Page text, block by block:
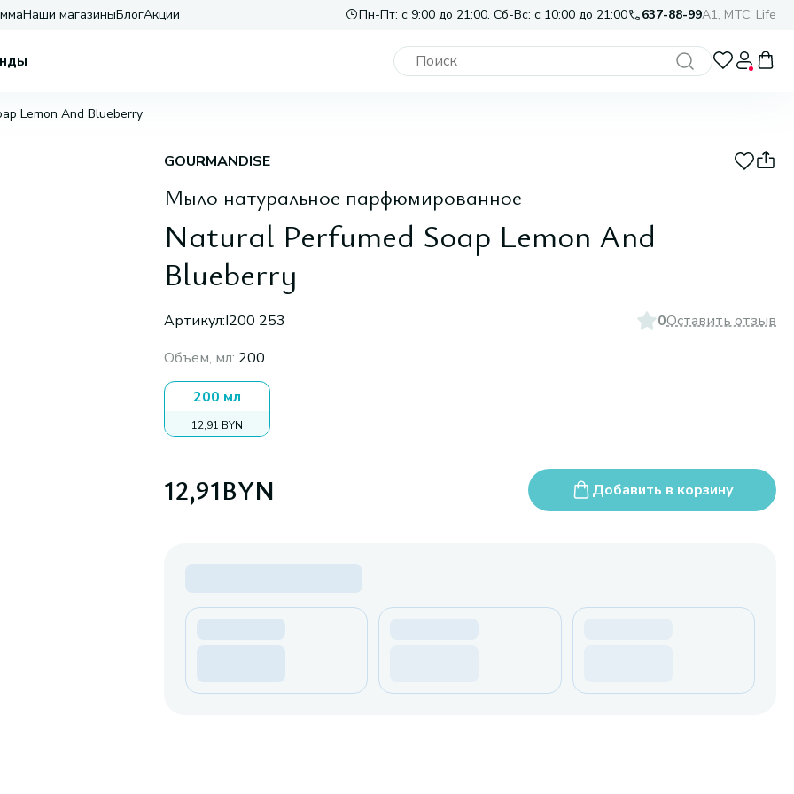
Наши магазиныБлогАкции Пн-Пт: с 9:00 до 21:00. Сб-Вс: с 10:00 до 21:00 637-88-99A1, МТС, Life
Lemon And Blueberry
GOURMANDISE
Мыло натуральное парфюмированное
Natural Perfumed Soap Lemon And
Blueberry
Артикул:I200 253 0Оставить отзыв
Объем, мл: 200
200 мл
12,91 BYN
12,91BYN Добавить в корзину